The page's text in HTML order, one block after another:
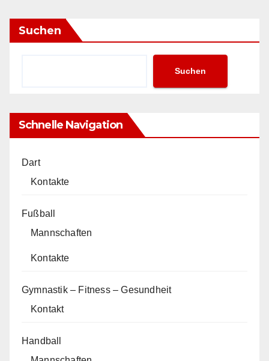
Suchen
Suchen
Schnelle Navigation
Dart
Kontakte
Fußball
Mannschaften
Kontakte
Gymnastik – Fitness – Gesundheit
Kontakt
Handball